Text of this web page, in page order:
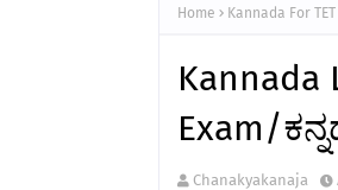
Home Kannada For TET
Kannada
Exam/
Chanakyakanaja